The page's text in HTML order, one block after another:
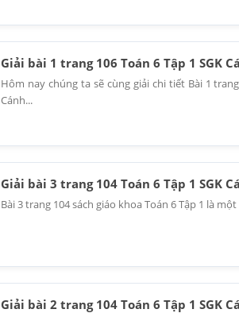
Giải bài 1 trang 106 Toán 6 Tập 1 SGK
Hôm nay chúng ta sẽ cùng giải chi tiết Bài 1
Cánh...
Giải bài 3 trang 104 Toán 6 Tập 1 SGK
Bài 3 trang 104 sách giáo khoa Toán 6 Tập 1 là
Giải bài 2 trang 104 Toán 6 Tập 1 SGK